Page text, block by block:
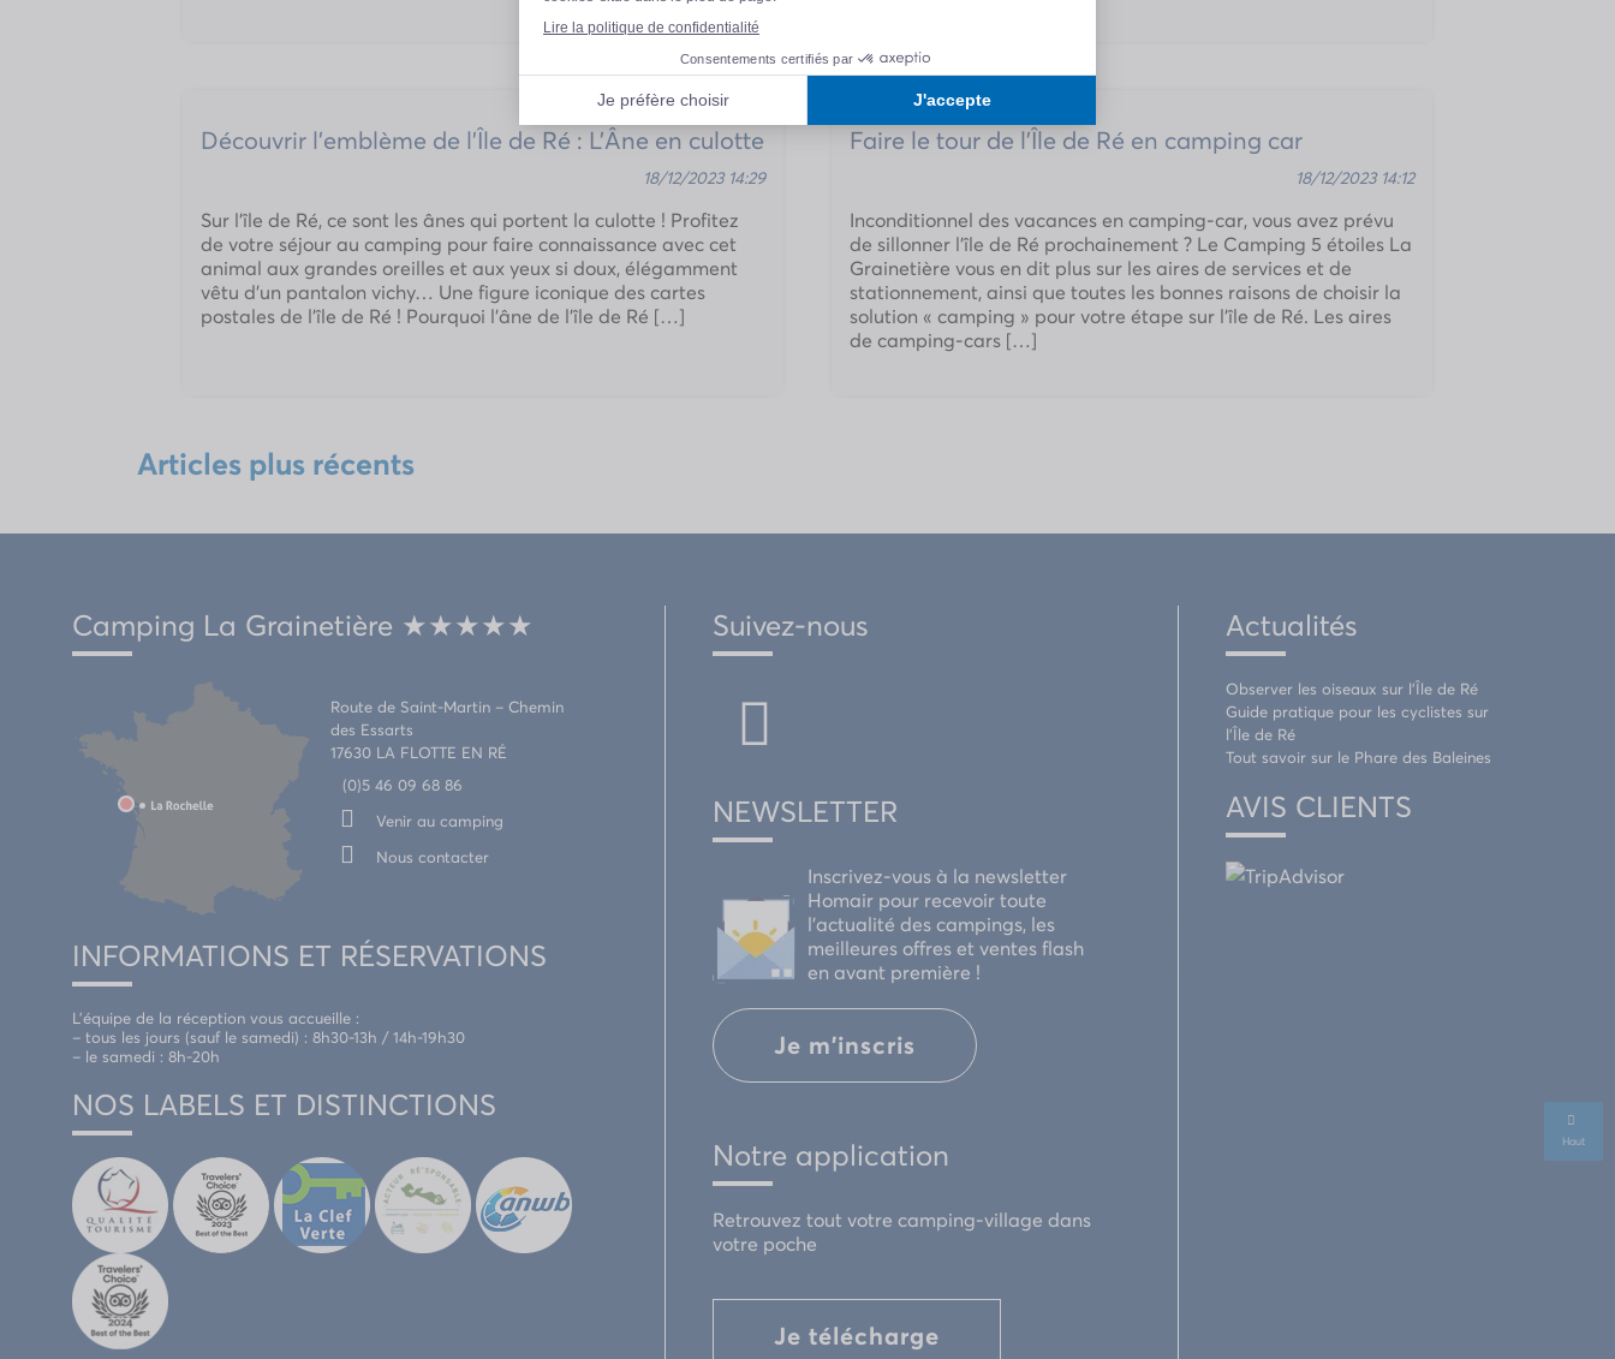
Découvrir l’emblème de l’Île de Ré : L’Âne en culotte
18/12/2023 14:29
Sur l’île de Ré, ce sont les ânes qui portent la culotte ! Profitez
de votre séjour au camping pour faire connaissance avec cet
animal aux grandes oreilles et aux yeux si doux, élégamment
vêtu d’un pantalon vichy… Une figure iconique des cartes
postales de l’île de Ré ! Pourquoi l’âne de l’île de Ré […]
Faire le tour de l’Île de Ré en camping car
18/12/2023 14:12
Inconditionnel des vacances en camping-car, vous avez prévu
de sillonner l’île de Ré prochainement ? Le Camping 5 étoiles La
Grainetière vous en dit plus sur les aires de services et de
stationnement, ainsi que toutes les bonnes raisons de choisir la
solution « camping » pour votre étape sur l’île de Ré. Les aires
de camping-cars […]
Articles plus récents
Camping La Grainetière ★★★★★
Route de Saint-Martin – Chemin
des Essarts
17630 LA FLOTTE EN RÉ
(0)5 46 09 68 86
Venir au camping
Nous contacter
INFORMATIONS ET RÉSERVATIONS
L’équipe de la réception vous accueille :
– tous les jours (sauf le samedi) : 8h30-13h / 14h-19h30
– le samedi : 8h-20h
NOS LABELS ET DISTINCTIONS
Suivez-nous
NEWSLETTER
Inscrivez-vous à la newsletter
Homair pour recevoir toute
l'actualité des campings, les
meilleures offres et ventes flash
en avant première !
Je m'inscris
Notre application
Retrouvez tout votre camping-village dans
votre poche
Je télécharge
Actualités
Observer les oiseaux sur l’Île de Ré
Guide pratique pour les cyclistes sur
l’Île de Ré
Tout savoir sur le Phare des Baleines
AVIS CLIENTS
Haut